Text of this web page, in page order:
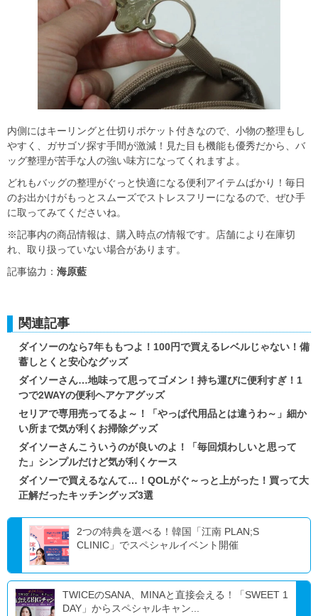
内側にはキーリングと仕切りポケット付きなので、小物の整理もし
やすく、ガサゴソ探す手間が激減！見た目も機能も優秀だから、バ
ッグ整理が苦手な人の強い味方になってくれますよ。
どれもバッグの整理がぐっと快適になる便利アイテムばかり！毎日
のお出かけがもっとスムーズでストレスフリーになるので、ぜひ手
に取ってみてくださいね。
※記事内の商品情報は、購入時点の情報です。店舗により在庫切
れ、取り扱っていない場合があります。
記事協力： 海原藍
関連記事
ダイソーのなら7年ももつよ！100円で買えるレベルじゃない！備
蓄しとくと安心なグッズ
ダイソーさん…地味って思ってゴメン！持ち運びに便利すぎ！1
つで2WAYの便利ヘアケアグッズ
セリアで専用売ってるよ～！「やっぱ代用品とは違うわ～」細か
い所まで気が利くお掃除グッズ
ダイソーさんこういうのが良いのよ！「毎回煩わしいと思って
た」シンプルだけど気が利くケース
ダイソーで買えるなんて…！QOLがぐ～っと上がった！買って大
正解だったキッチングッズ3選
2つの特典を選べる！韓国「江南 PLAN;S
CLINIC」でスペシャルイベント開催
TWICEのSANA、MINAと直接会える！「SWEET 1
DAY」からスペシャルキャン...